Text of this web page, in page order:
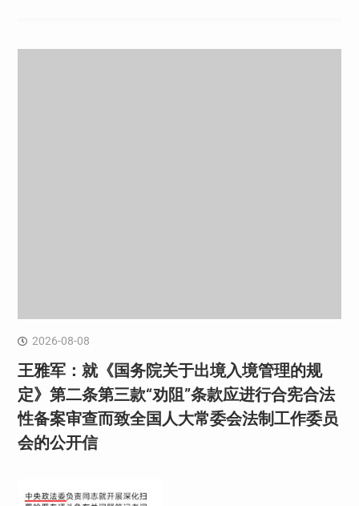
2026-08-08
王雅军：就《国务院关于出境入境管理的规
定》第二条第三款“劝阻”条款应进行合宪合法
性备案审查而致全国人大常委会法制工作委员
会的公开信